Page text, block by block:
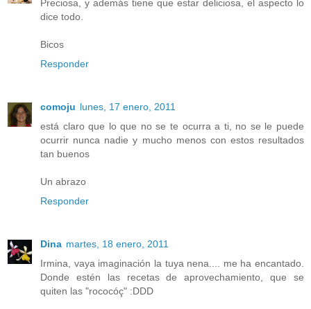
Preciosa, y además tiene que estar deliciosa, el aspecto lo
dice todo.
Bicos
Responder
comoju lunes, 17 enero, 2011
está claro que lo que no se te ocurra a ti, no se le puede
ocurrir nunca nadie y mucho menos con estos resultados
tan buenos
Un abrazo
Responder
Dina martes, 18 enero, 2011
Irmina, vaya imaginación la tuya nena.... me ha encantado.
Donde estén las recetas de aprovechamiento, que se
quiten las "rococóç" :DDD